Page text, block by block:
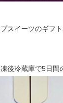
スイーツのギフ
後冷蔵庫で5日間